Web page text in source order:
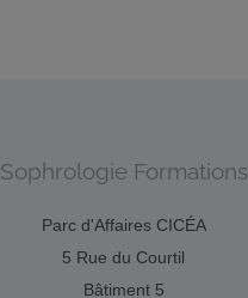
Sophrologie Formations
Parc d'Affaires CICÉA
5 Rue du Courtil
Bâtiment 5